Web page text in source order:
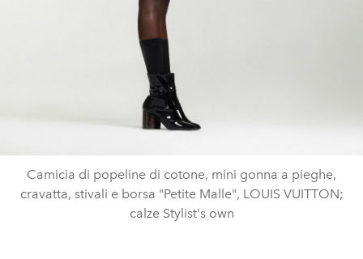
Camicia di popeline di cotone, mini gonna a pieghe,
cravatta, stivali e borsa "Petite Malle", LOUIS VUITTON;
calze Stylist's own